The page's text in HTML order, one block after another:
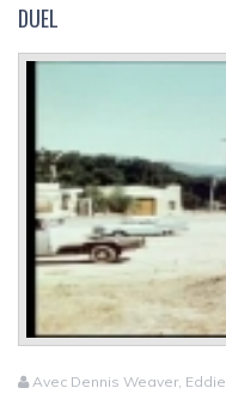
DUEL
Avec Dennis Weaver,